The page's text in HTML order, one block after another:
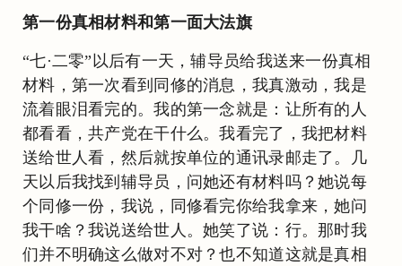
第一份真相材料和第一面大法旗
“七·二零”以后有一天，辅导员给我送来一份真相
材料，第一次看到同修的消息，我真激动，我是
流着眼泪看完的。我的第一念就是：让所有的人
都看看，共产党在干什么。我看完了，我把材料
送给世人看，然后就按单位的通讯录邮走了。几
天以后我找到辅导员，问她还有材料吗？她说每
个同修一份，我说，同修看完你给我拿来，她问
我干啥？我说送给世人。她笑了说：行。那时我
们并不明确这么做对不对？也不知道这就是真相